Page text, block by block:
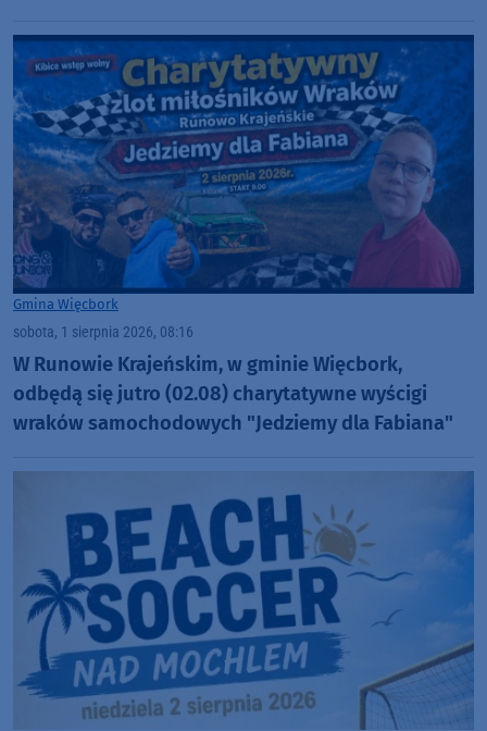
Gmina Więcbork
sobota, 1 sierpnia 2026, 08:16
W Runowie Krajeńskim, w gminie Więcbork,
odbędą się jutro (02.08) charytatywne wyścigi
wraków samochodowych "Jedziemy dla Fabiana"